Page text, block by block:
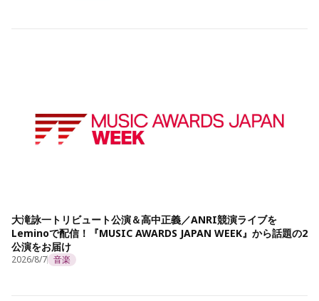
大滝詠一トリビュート公演＆高中正義／ANRI競演ライブを
Leminoで配信！『MUSIC AWARDS JAPAN WEEK』から話題の2
公演をお届け
2026/8/7 音楽